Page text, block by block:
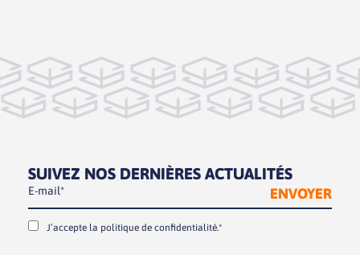
SUIVEZ NOS DERNIÈRES ACTUALITÉS
J’accepte la politique de confidentialité.*